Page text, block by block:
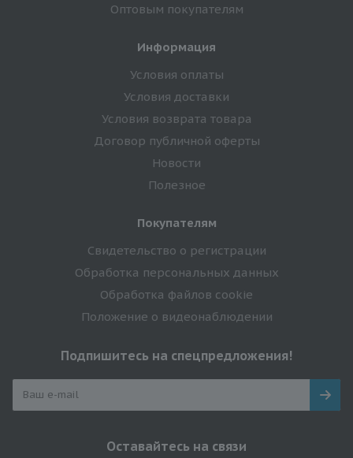
Оптовым покупателям
Информация
Условия оплаты
Условия доставки
Условия возврата товара
Договор публичной оферты
Новости
Полезное
Покупателям
Свидетельство о регистрации
Обработка персональных данных
Обработка файлов cookie
Положение о видеонаблюдении
Подпишитесь на спецпредложения!
Оставайтесь на связи